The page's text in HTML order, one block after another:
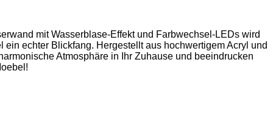
mit Wasserblase-Effekt und Farbwechsel-LEDs wird
echter Blickfang. Hergestellt aus hochwertigem Acryl und
Atmosphäre in Ihr Zuhause und beeindrucken